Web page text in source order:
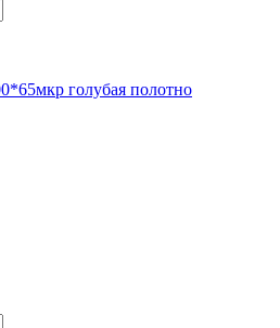
голубая полотно